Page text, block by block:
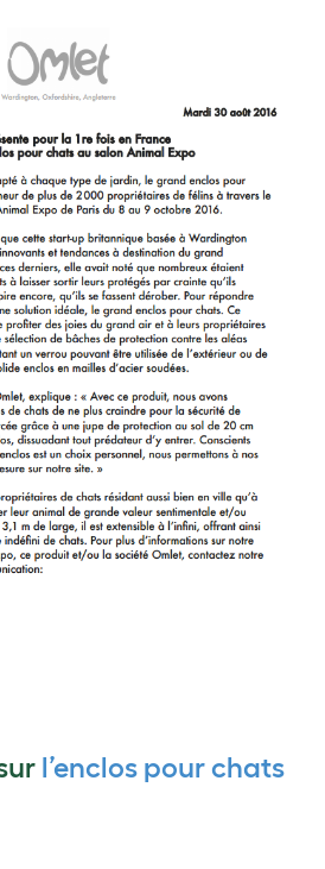
l’enclos pour chats